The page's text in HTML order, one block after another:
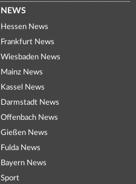
NEWS
Hessen News
Frankfurt News
Wiesbaden News
Mainz News
Kassel News
Darmstadt News
Offenbach News
Gießen News
Fulda News
Bayern News
Sport